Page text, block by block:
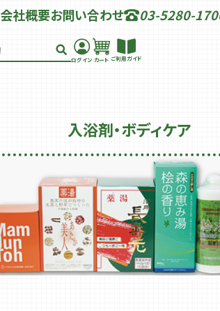
会社概要お問い合わせ 03-5280-
ログイン カート ご利用ガイド
入浴剤・ボディケア